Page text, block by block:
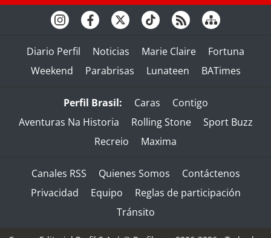
Diario Perfil Noticias Marie Claire
Fortuna
Weekend
Parabrisas Lunateen BATimes
Perfil Brasil: Caras
Contigo
Aventuras Na Historia
Rolling Stone
Sport Buzz
Recreio
Maxima
Canales RSS Quienes Somos
Contáctenos
Privacidad
Equipo
Reglas de participación
Tránsito